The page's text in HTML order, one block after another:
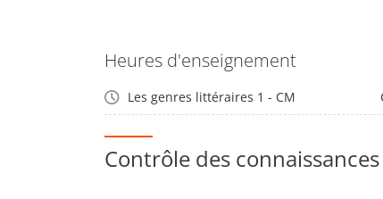
Heures d'enseignement
Les genres littéraires 1 - CM
Contrôle des connaissances